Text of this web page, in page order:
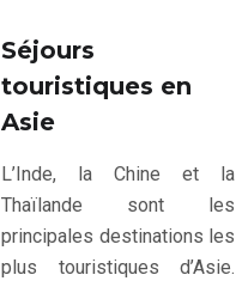
Séjours
touristiques en
Asie
L’Inde, la Chine et la
Thaïlande sont les
principales destinations les
plus touristiques d’Asie.